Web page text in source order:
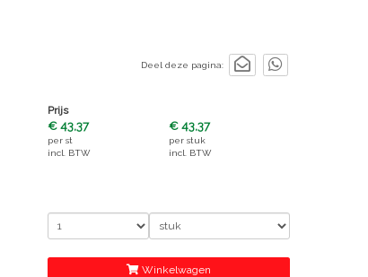
Deel deze pagina:
Prijs
€ 43,37
per st
incl. BTW
€ 43,37
per stuk
incl. BTW
Winkelwagen